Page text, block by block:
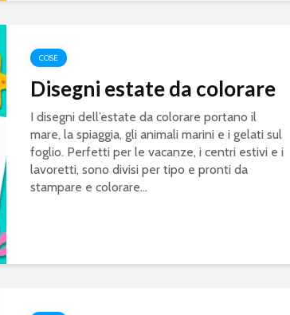
COSE
Disegni estate da colorare
I disegni dell’estate da colorare portano il
mare, la spiaggia, gli animali marini e i gelati sul
foglio. Perfetti per le vacanze, i centri estivi e i
lavoretti, sono divisi per tipo e pronti da
stampare e colorare...